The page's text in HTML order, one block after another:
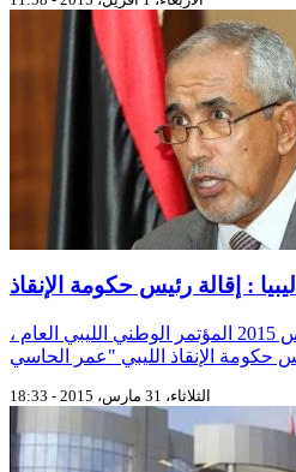
ليبيا : إقالة رئيس حكومة الإنقاذ
قرّر اليوم الثلاثاء 31 مارس 2015 المؤتمر الوطني الليبي العام ،
الثلاثاء، 31 مارس، 2015 - 18:33